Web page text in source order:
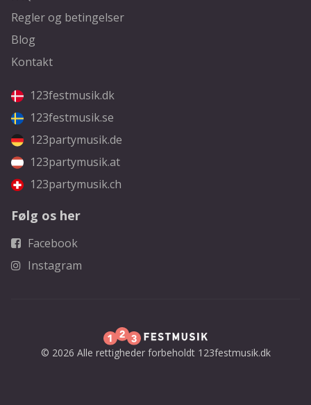
Regler og betingelser
Blog
Kontakt
123festmusik.dk
123festmusik.se
123partymusik.de
123partymusik.at
123partymusik.ch
Følg os her
Facebook
Instagram
© 2026 Alle rettigheder forbeholdt 123festmusik.dk